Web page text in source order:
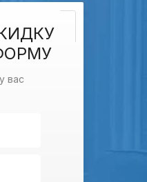
вас